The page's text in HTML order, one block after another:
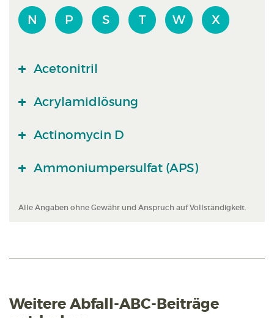
N P S T W X
Acetonitril
Acrylamidlösung
Actinomycin D
Ammoniumpersulfat (APS)
Alle Angaben ohne Gewähr und Anspruch auf Vollständigkeit.
Weitere Abfall-ABC-Beiträge